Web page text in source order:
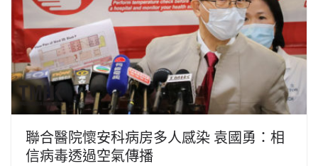
聯合醫院懷安科病房多人感染 袁國勇：相
信病毒透過空氣傳播